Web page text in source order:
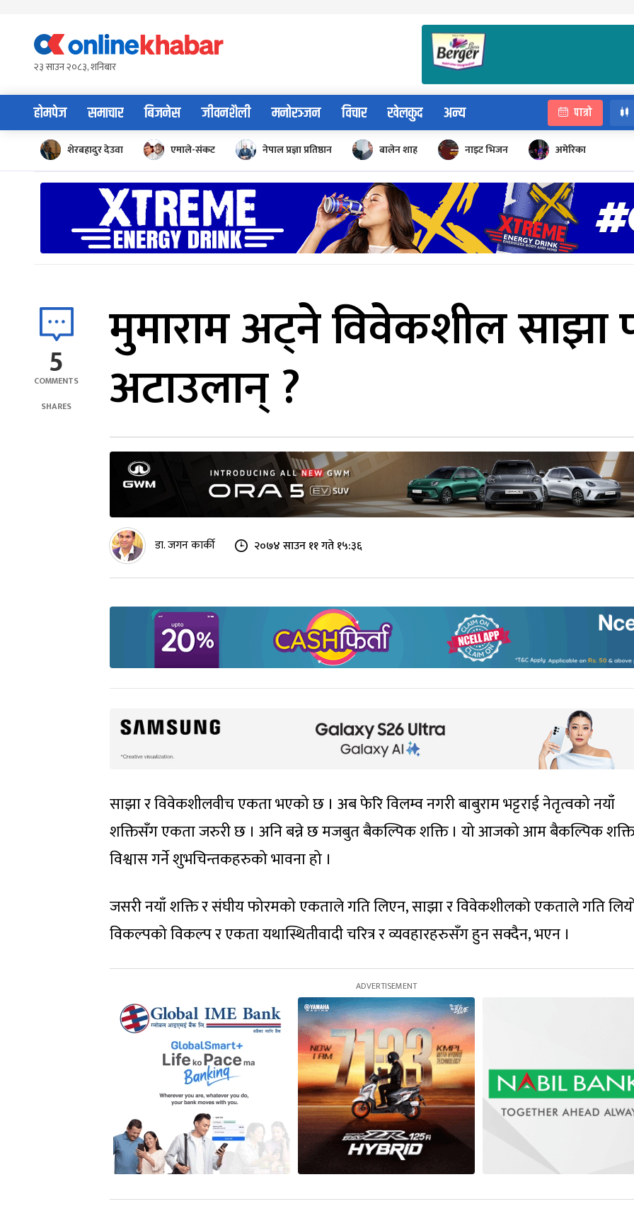
content२३ साउन २०८३, शनिबार
होमपेज समाचार बिजनेस जीवनशैली मनोरञ्जन विचार खेलकुद अन्य पात्रो
शेरबहादुर देउवा एमाले-संकट नेपाल प्रज्ञा प्रतिष्ठान बालेन शाह नाइट भिजन अमेरिका
5
COMMENTS
SHARES
मुमाराम अट्ने विवेकशील साझा
अटाउलान् ?
डा. जगन कार्की २०७४ साउन ११ गते १५:३६
साझा र विवेकशीलवीच एकता भएको छ । अब फेरि विलम्व नगरी बाबुराम भट्टराई नेतृत्वको नयाँ
शक्तिसँग एकता जरुरी छ । अनि बन्ने छ मजबुत बैकल्पिक शक्ति । यो आजको आम बैकल्पिक
विश्वास गर्ने शुभचिन्तकहरुको भावना हो ।
जसरी नयाँ शक्ति र संघीय फोरमको एकताले गति लिएन, साझा र विवेकशीलको एकताले गति
विकल्पको विकल्प र एकता यथास्थितीवादी चरित्र र व्यवहारहरुसँग हुन सक्दैन, भएन ।